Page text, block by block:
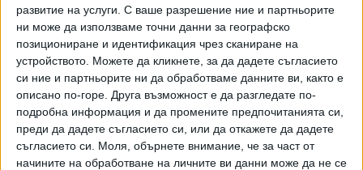
развитие на услуги. С ваше разрешение ние и партньорите
ни може да използваме точни данни за географско
позициониране и идентификация чрез сканиране на
устройството. Можете да кликнете, за да дадете съгласието
си ние и партньорите ни да обработваме данните ви, както е
описано по-горе. Друга възможност е да разгледате по-
подробна информация и да промените предпочитанията си,
преди да дадете съгласието си, или да откажете да дадете
съгласието си.
Моля, обърнете внимание, че за част от
начините на обработване на личните ви данни може да не се
От МОН посочват, че се запазва тенденцията от
предишни годининай-много зрелостници да избират
английски език.Подадените заявления за полагане на
матура по този профилиращ предмет са над 13
000.Следват география и икономика - 1810 желаещи да
се явят на матура по този предмет, биология и здравно
образование-1722 души, математика -1523 ,
предприемачество -
1373 , философия -